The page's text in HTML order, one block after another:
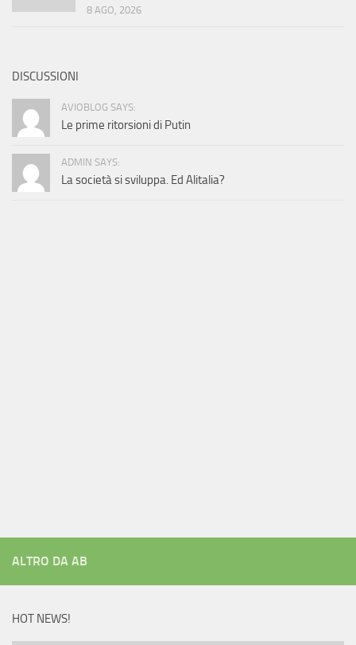
8 AGO, 2026
DISCUSSIONI
AVIOBLOG SAYS:
Le prime ritorsioni di Putin
ADMIN SAYS:
La società si sviluppa. Ed Alitalia?
ALTRO DA AB
HOT NEWS!